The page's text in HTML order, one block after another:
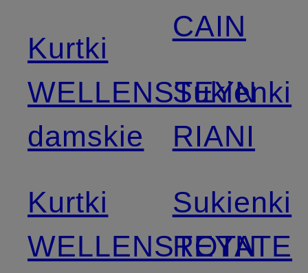
Kurtki
WELLENSTEYN
damskie
Kurtki
WELLENSTEYN
CAIN
Sukienki
RIANI
Sukienki
ROTATE